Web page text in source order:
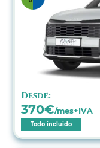
Desde:
370€/mes+IVA
Todo incluido